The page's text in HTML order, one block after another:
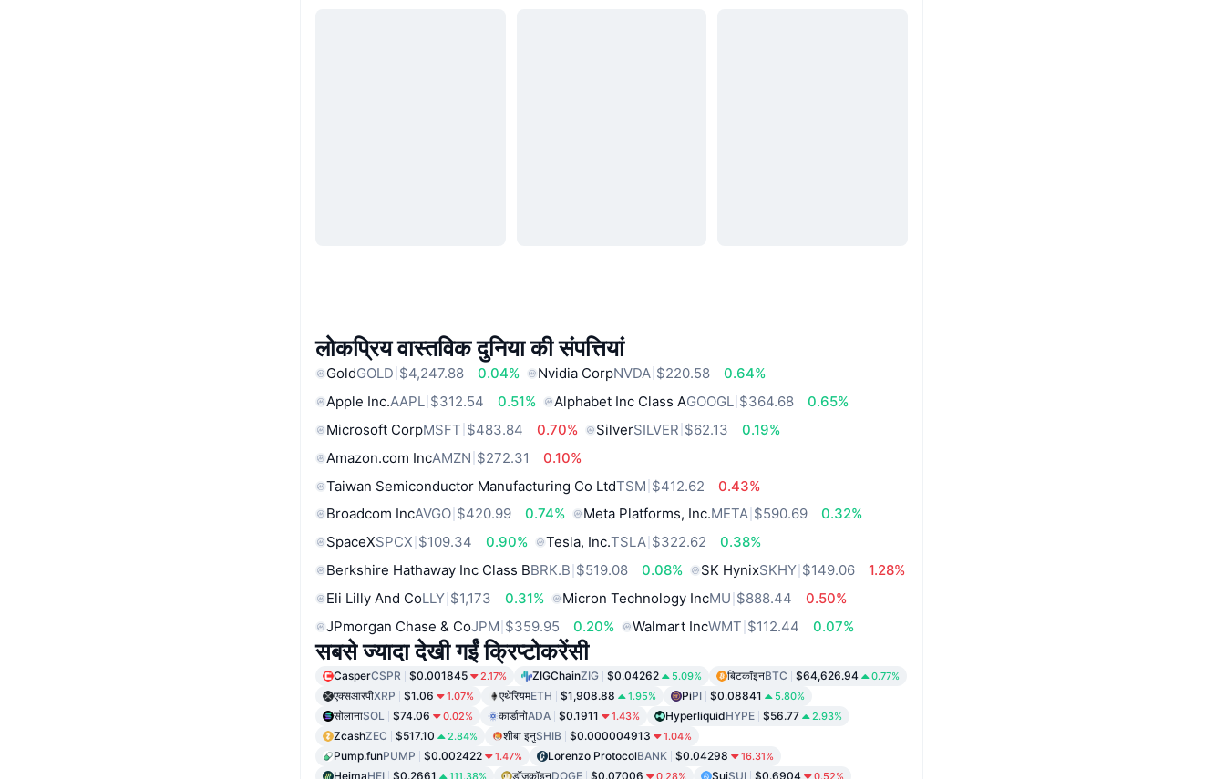
लोकप्रिय वास्तविक दुनिया की संपत्तियां
GoldGOLD $4,247.88 0.04% Nvidia CorpNVDA $220.58
0.64%
Apple Inc.AAPL $312.54 0.51% Alphabet Inc Class AGOOGL $364.68
0.65%
Microsoft CorpMSFT $483.84 0.70% SilverSILVER $62.13
0.19%
Amazon.com IncAMZN $272.31
0.10%
Taiwan Semiconductor Manufacturing Co LtdTSM $412.62
0.43%
Broadcom IncAVGO $420.99 0.74% Meta Platforms, Inc.META $590.69
0.32%
SpaceXSPCX $109.34 0.90% Tesla, Inc.TSLA $322.62
0.38%
Berkshire Hathaway Inc Class BBRK.B $519.08 0.08% SK HynixSKHY $149.06
1.28%
Eli Lilly And CoLLY $1,173 0.31% Micron Technology IncMU $888.44
0.50%
JPmorgan Chase & CoJPM $359.95 0.20% Walmart IncWMT $112.44 0.07%
सबसे ज्यादा देखी गईं क्रिप्टोकरेंसी
CasperCSPR $0.001845 2.17% ZIGChainZIG $0.04262 5.09% बिटकॉइनBTC $64,626.94 0.77%
एक्सआरपीXRP $1.06 1.07% एथेरियमETH $1,908.88 1.95% PiPI $0.08841 5.80%
सोलानाSOL $74.06 0.02% कार्डानोADA $0.1911 1.43% HyperliquidHYPE $56.77 2.93%
ZcashZEC $517.10 2.84% शीबा इनुSHIB $0.000004913 1.04%
Pump.funPUMP $0.002422 1.47% Lorenzo ProtocolBANK $0.04298 16.31%
HeimaHEI $0.2661 111.38% डॉजकॉइनDOGE $0.07006 0.28% SuiSUI $0.6904 0.52%